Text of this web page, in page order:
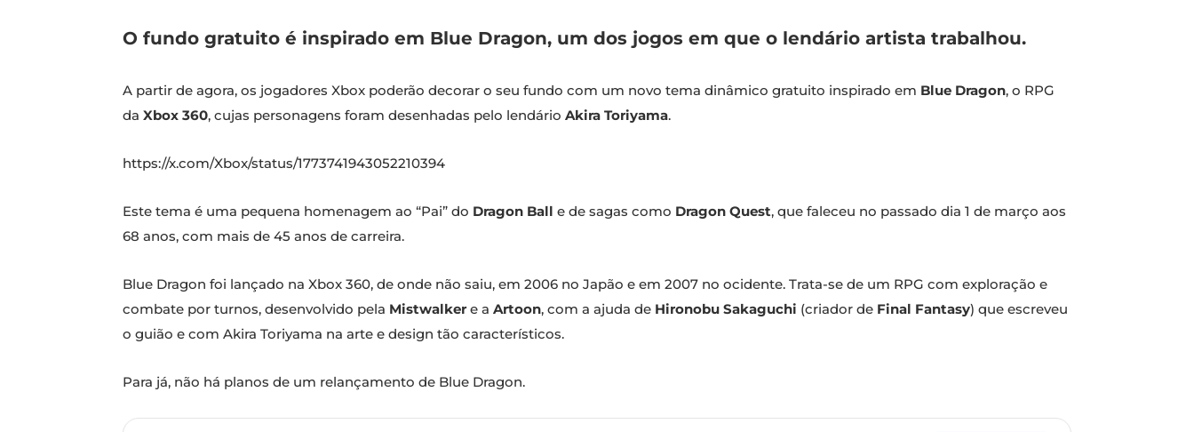
O fundo gratuito é inspirado em Blue Dragon, um dos jogos em que o lendário artista trabalhou.
A partir de agora, os jogadores Xbox poderão decorar o seu fundo com um novo tema dinâmico gratuito inspirado em Blue Dragon, o RPG
da Xbox 360, cujas personagens foram desenhadas pelo lendário Akira Toriyama.
https://x.com/Xbox/status/1773741943052210394
Este tema é uma pequena homenagem ao “Pai” do Dragon Ball e de sagas como Dragon Quest, que faleceu no passado dia 1 de março aos
68 anos, com mais de 45 anos de carreira.
Blue Dragon foi lançado na Xbox 360, de onde não saiu, em 2006 no Japão e em 2007 no ocidente. Trata-se de um RPG com exploração e
combate por turnos, desenvolvido pela Mistwalker e a Artoon, com a ajuda de Hironobu Sakaguchi (criador de Final Fantasy) que escreveu
o guião e com Akira Toriyama na arte e design tão característicos.
Para já, não há planos de um relançamento de Blue Dragon.